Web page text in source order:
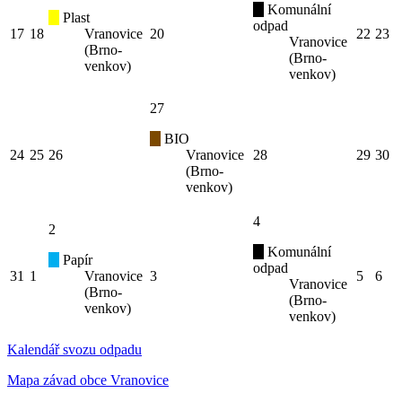
17 18
Plast
Vranovice
(Brno-
venkov)
20
Komunální
odpad
Vranovice
(Brno-
venkov)
22 23
24 25 26
27
BIO
Vranovice
(Brno-
venkov)
28 29 30
31 1
2
Papír
Vranovice
(Brno-
venkov)
3
4
Komunální
odpad
Vranovice
(Brno-
venkov)
5 6
Kalendář svozu odpadu
Mapa závad obce Vranovice